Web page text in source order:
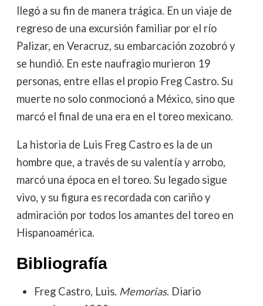
llegó a su fin de manera trágica. En un viaje de
regreso de una excursión familiar por el río
Palizar, en Veracruz, su embarcación zozobró y
se hundió. En este naufragio murieron 19
personas, entre ellas el propio Freg Castro. Su
muerte no solo conmocionó a México, sino que
marcó el final de una era en el toreo mexicano.
La historia de Luis Freg Castro es la de un
hombre que, a través de su valentía y arrobo,
marcó una época en el toreo. Su legado sigue
vivo, y su figura es recordada con cariño y
admiración por todos los amantes del toreo en
Hispanoamérica.
Bibliografía
Freg Castro, Luis. Memorias. Diario